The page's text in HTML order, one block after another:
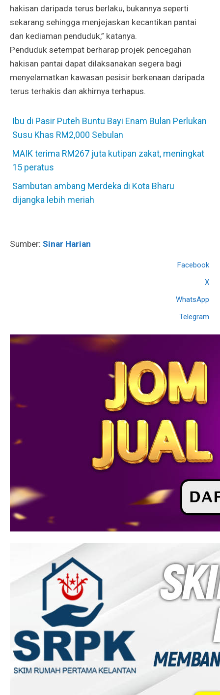
hakisan daripada terus berlaku, bukannya seperti
sekarang sehingga menjejaskan kecantikan pantai
dan kediaman penduduk,” katanya.
Penduduk setempat berharap projek pencegahan
hakisan pantai dapat dilaksanakan segera bagi
menyelamatkan kawasan pesisir berkenaan daripada
terus terhakis dan akhirnya terhapus.
Ibu di Pasir Puteh Buntu Bayi Enam Bulan Perlukan
Susu Khas RM2,000 Sebulan
MAIK terima RM267 juta kutipan zakat, meningkat
15 peratus
Sambutan ambang Merdeka di Kota Bharu
dijangka lebih meriah
Sumber: Sinar Harian
Facebook
X
WhatsApp
Telegram